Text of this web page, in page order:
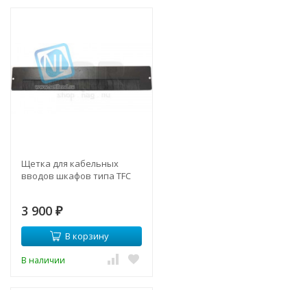
Щетка для кабельных
вводов шкафов типа TFC
3 900 ₽
В корзину
В наличии